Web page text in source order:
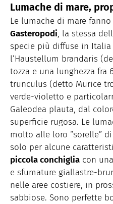
Lumache di mare,
Le lumache di mare
Gasteropodi, la stessa
specie più diffuse in
l’Haustellum brandaris
tozza e una lunghezza fra
trunculus (detto Murice
verde-violetto e
Galeodea plauta, dal
superficie rugosa. Le
molto alle loro “sorelle”
solo per alcune
piccola conchiglia con
e sfumature giallastre-
nelle aree costiere, in
sabbiose. Sono perfette